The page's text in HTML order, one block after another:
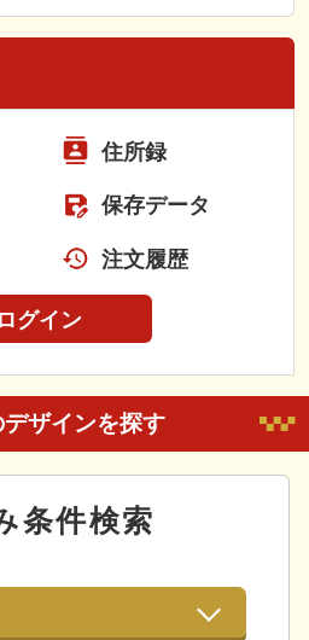
住所録
保存データ
注文履歴
ログイン
ザインを探す
条件検索